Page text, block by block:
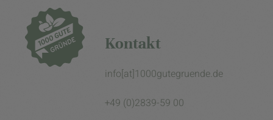
Kontakt
info[at]1000gutegruende.de
+49 (0)2839-59 00